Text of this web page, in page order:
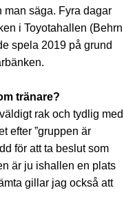
man säga. Fyra dagar
i Toyotahallen (Behrn
spela 2019 på grund
tränare?
rak och tydlig med
efter ”gruppen är
för att ta beslut som
är ju ishallen en plats
gillar jag också att